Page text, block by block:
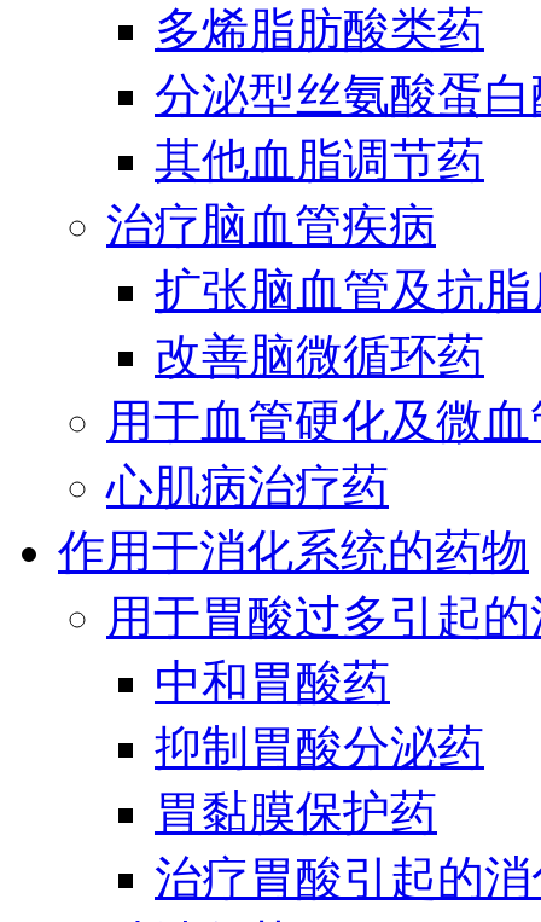
多烯脂肪酸类药
分泌型丝氨酸蛋
其他血脂调节药
治疗脑血管疾病
扩张脑血管及抗
改善脑微循环药
用于血管硬化及微
心肌病治疗药
作用于消化系统的药物
用于胃酸过多引起
中和胃酸药
抑制胃酸分泌药
胃黏膜保护药
治疗胃酸引起的